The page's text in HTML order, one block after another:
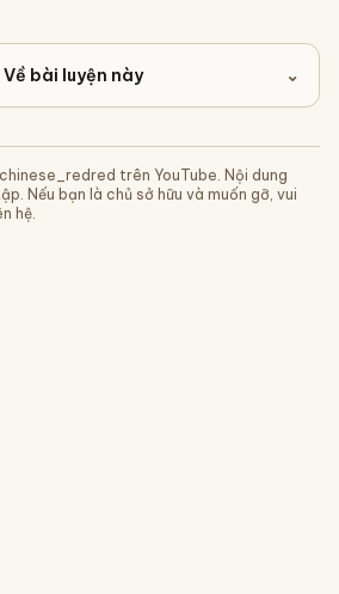
Về bài luyện này ⌄
trên YouTube. Nội dung
Nếu bạn là chủ sở hữu và muốn gỡ, vui
hệ.